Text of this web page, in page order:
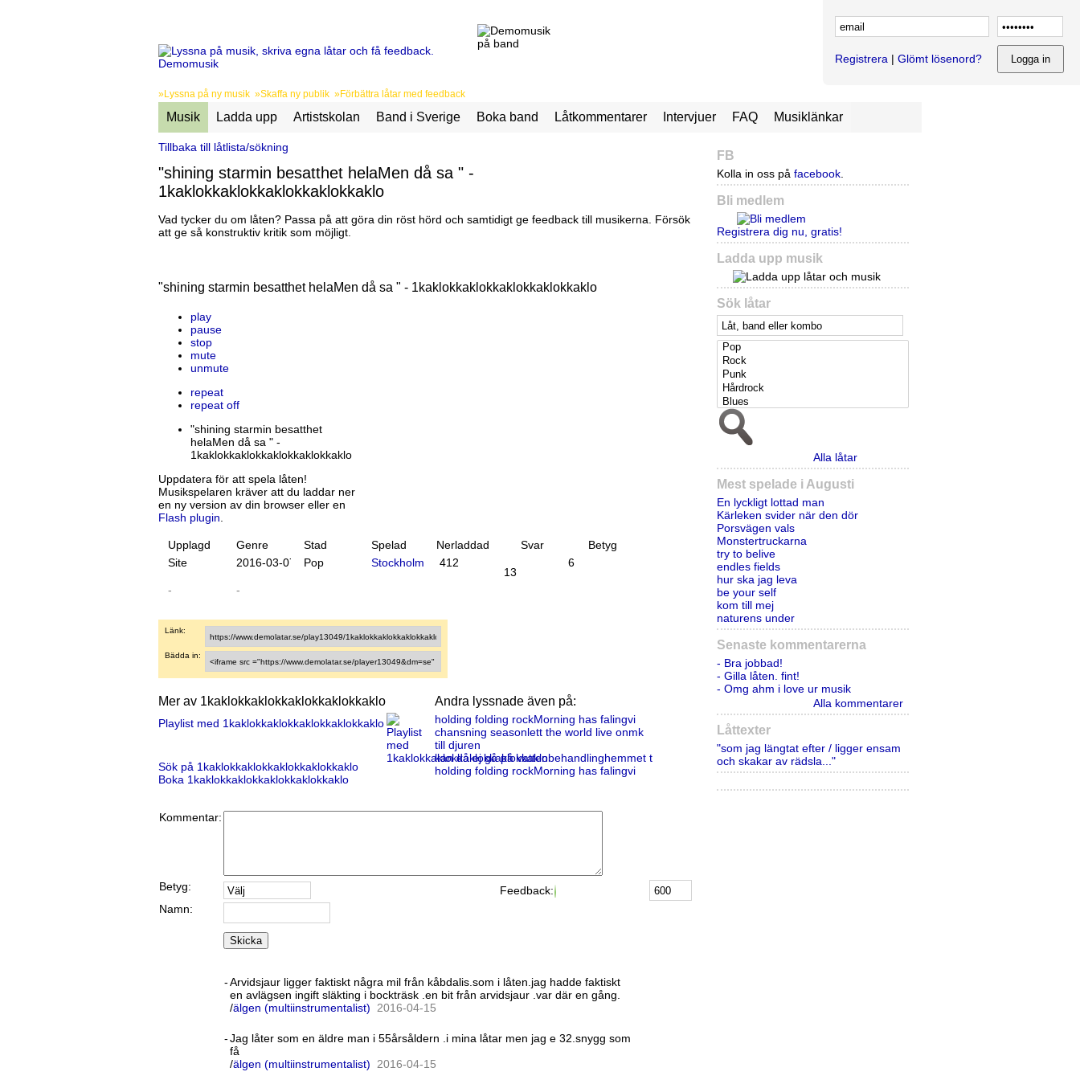
Registrera | Glömt lösenord?
»Lyssna på ny musik »Skaffa ny publik »Förbättra låtar med feedback
Musik Ladda upp Artistskolan Band i Sverige Boka band Låtkommentarer Intervjuer FAQ Musiklänkar
Tillbaka till låtlista/sökning
"shining starmin besatthet helaMen då sa " -
1kaklokkaklokkaklokkaklokkaklo
Vad tycker du om låten? Passa på att göra din röst hörd och samtidigt ge feedback till musikerna. Försök
att ge så konstruktiv kritik som möjligt.
"shining starmin besatthet helaMen då sa " - 1kaklokkaklokkaklokkaklokkaklo
play
pause
stop
mute
unmute
repeat
repeat off
"shining starmin besatthet
helaMen då sa " -
1kaklokkaklokkaklokkaklokkaklo
Uppdatera för att spela låten!
Musikspelaren kräver att du laddar ner
en ny version av din browser eller en
Flash plugin.
Upplagd Genre Stad Spelad Nerladdad Svar
Betyg
Site
2016-03-07 Pop Stockholm 412
13
6
- -
Länk:
Bädda in:
Mer av 1kaklokkaklokkaklokkaklokkaklo
Playlist med 1kaklokkaklokkaklokkaklokkaklo
Sök på 1kaklokkaklokkaklokkaklokkaklo
Boka 1kaklokkaklokkaklokkaklokkaklo
Andra lyssnade även på:
holding folding rockMorning has falingvi
chansning seasonlett the world live onmk
till djuren
kan då ej gå på vattenbehandlinghemmet t
holding folding rockMorning has falingvi
Kommentar:
Betyg:
Feedback:
Namn:
Skicka
-Arvidsjaur ligger faktiskt några mil från kåbdalis.som i låten.jag hadde faktiskt
en avlägsen ingift släkting i bockträsk .en bit från arvidsjaur .var där en gång.
/älgen (multiinstrumentalist) 2016-04-15
-Jag låter som en äldre man i 55årsåldern .i mina låtar men jag e 32.snygg som
få
/älgen (multiinstrumentalist) 2016-04-15
FB
Kolla in oss på facebook.
Bli medlem
Registrera dig nu, gratis!
Ladda upp musik
Sök låtar
Alla låtar
Mest spelade i Augusti
En lyckligt lottad man
Kärleken svider när den dör
Porsvägen vals
Monstertruckarna
try to belive
endles fields
hur ska jag leva
be your self
kom till mej
naturens under
Senaste kommentarerna
- Bra jobbad!
- Gilla låten. fint!
- Omg ahm i love ur musik
Alla kommentarer
Låttexter
"som jag längtat efter / ligger ensam
och skakar av rädsla..."